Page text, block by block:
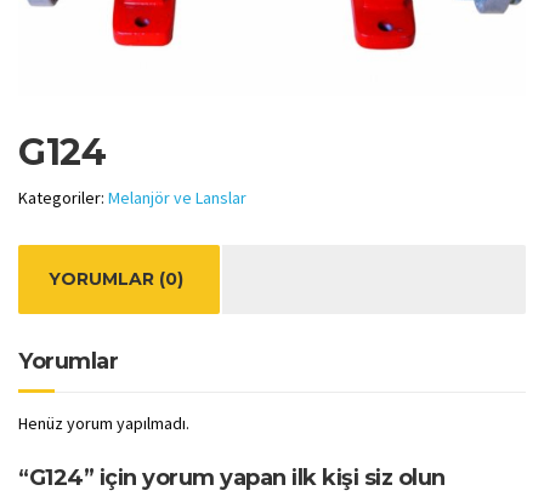
G124
Kategoriler: Melanjör ve Lanslar
YORUMLAR (0)
Yorumlar
Henüz yorum yapılmadı.
“G124” için yorum yapan ilk kişi siz olun